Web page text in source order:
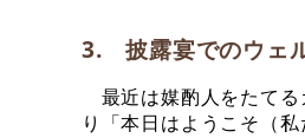
3. 披露宴でのウェ
最近は媒酌人をたてる
り「本日はようこそ（